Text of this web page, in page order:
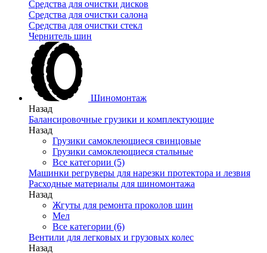
Средства для очистки дисков
Средства для очистки салона
Средства для очистки стекл
Чернитель шин
Шиномонтаж
Назад
Балансировочные грузики и комплектующие
Назад
Грузики самоклеющиеся свинцовые
Грузики самоклеющиеся стальные
Все категории (5)
Машинки регруверы для нарезки протектора и лезвия
Расходные материалы для шиномонтажа
Назад
Жгуты для ремонта проколов шин
Мел
Все категории (6)
Вентили для легковых и грузовых колес
Назад